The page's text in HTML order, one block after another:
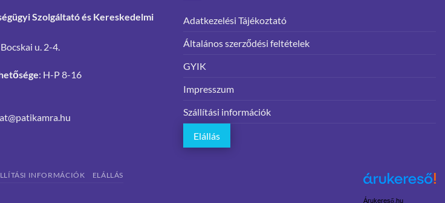
Szolgáltató és Kereskedelmi
u. 2-4.
: H-P 8-16
Adatkezelési Tájékoztató
Általános szerződési feltételek
GYIK
Impresszum
Szállítási információk
Elállás
Árukereső.hu
INFORMÁCIÓK ELÁLLÁS